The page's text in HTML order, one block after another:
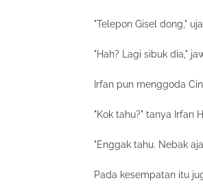
"Telepon Gisel dong,"
"Hah? Lagi sibuk dia,"
Irfan pun menggoda
"Kok tahu?" tanya Irfan
"Enggak tahu. Nebak
Pada kesempatan itu